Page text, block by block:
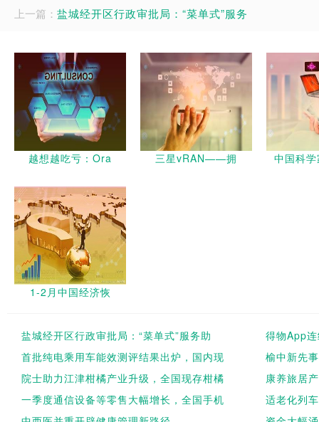
上一篇： 盐城经开区行政审批局：“菜单式”服务
越想越吃亏：Ora 三星vRAN——拥 中国科
1-2月中国经济恢
盐城经开区行政审批局：“菜单式”服务助
得物App
首批纯电乘用车能效测评结果出炉，国内现
榆中新先
院士助力江津柑橘产业升级，全国现存柑橘
康养旅居
一季度通信设备等零售大幅增长，全国手机
适老化列